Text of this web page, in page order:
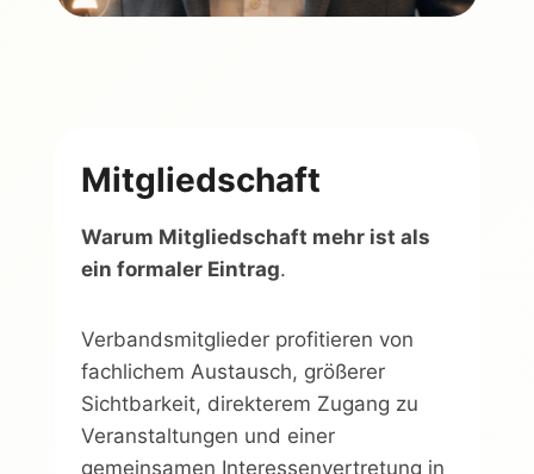
Mitgliedschaft
Warum Mitgliedschaft mehr ist als
ein formaler Eintrag.
Verbandsmitglieder profitieren von
fachlichem Austausch, größerer
Sichtbarkeit, direkterem Zugang zu
Veranstaltungen und einer
gemeinsamen Interessenvertretung in